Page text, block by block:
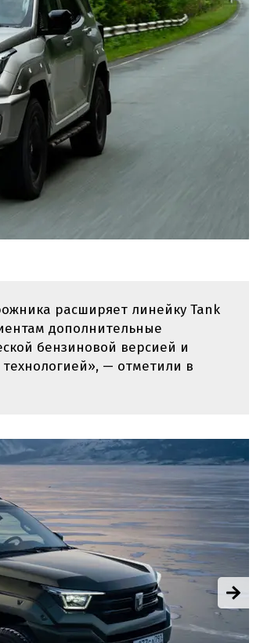
расширяет линейку Tank
дополнительные
бензиновой версией и
— отметили в